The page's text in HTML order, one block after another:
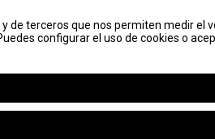
de terceros que nos permiten medir el
configurar el uso de cookies o